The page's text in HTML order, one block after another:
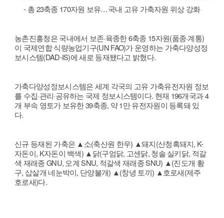
- 총 23축종 170자원 보유…국내 고유 가축자원 위상 강화
농촌진흥청은 국내에서 보존·육종한 6축종 15자원(품종·계통)
이 국제연합식량농업기구(UN FAO)가 운영하는 가축다양성정
보시스템(DAD-IS)에 새로 등재됐다고 밝혔다.
가축다양성정보시스템은 세계 각국의 고유 가축유전자원 정보
를 수집·관리·공유하는 국제 정보시스템이다. 현재 196개국과 4
개 부속 영토가 보유한39축종, 약 1만 유전자원이 등록돼 있
다.
신규 등재된 가축은 ▲소(축산원 한우) ▲돼지(산청흑돼지, K-
자돈이, K자돈이 백색) ▲닭(구엄닭, 고센닭, 청솔 실키닭, 적갈
색 재래종 GNU, 오계 SNU, 적갈색 재래종 SNU) ▲(진도개 황
구, 삽살개 네눈박이, 단양불개) ▲(창녕 토끼) ▲호로새(제주
호로새)다.